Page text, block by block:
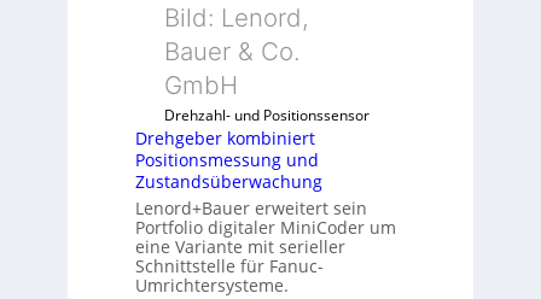
o
m
n
i
e
r
t
P
o
Bild: Lenord,
Bauer & Co.
GmbH
Drehzahl- und Positionssensor
Drehgeber kombiniert
Positionsmessung und
Zustandsüberwachung
Lenord+Bauer erweitert sein
Portfolio digitaler MiniCoder um
eine Variante mit serieller
Schnittstelle für Fanuc-
Umrichtersysteme.